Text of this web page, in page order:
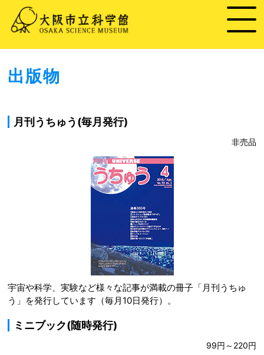
出版物
月刊うちゅう(毎月発行)
非売品
宇宙や科学、実験など様々な記事が満載の冊子「月刊うちゅ
う」を発行しています（毎月10日発行）。
ミニブック(随時発行)
99円～220円